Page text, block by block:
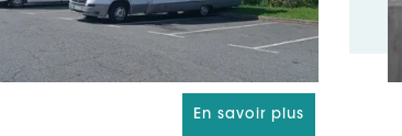
En savoir plus